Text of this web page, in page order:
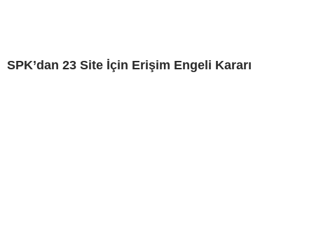
SPK’dan 23 Site İçin Erişim Engeli Kararı